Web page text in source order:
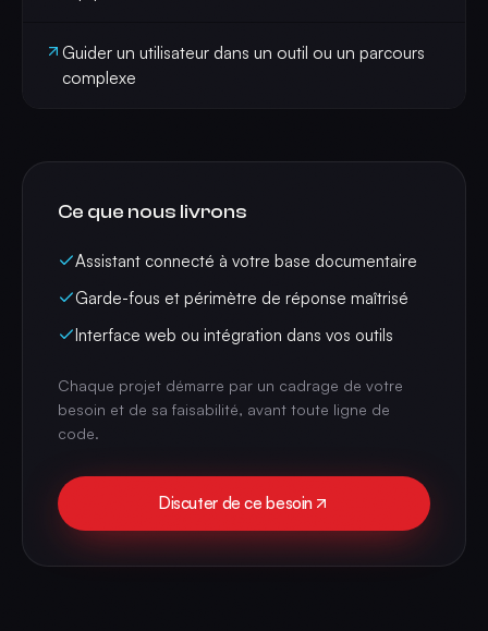
Guider un utilisateur dans un outil ou un parcours
complexe
Ce que nous livrons
Assistant connecté à votre base documentaire
Garde-fous et périmètre de réponse maîtrisé
Interface web ou intégration dans vos outils
Chaque projet démarre par un cadrage de votre
besoin et de sa faisabilité, avant toute ligne de
code.
Discuter de ce besoin